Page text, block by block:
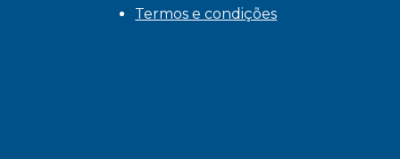
Termos e condições